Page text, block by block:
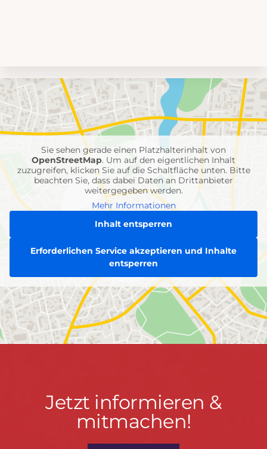
Umgebungskarte
mit
Feuerwehr-
Einheiten
Sie sehen gerade einen Platzhalterinhalt von
OpenStreetMap. Um auf den eigentlichen Inhalt
zuzugreifen, klicken Sie auf die Schaltfläche unten. Bitte
beachten Sie, dass dabei Daten an Drittanbieter
weitergegeben werden.
Mehr Informationen
Inhalt entsperren
Erforderlichen Service akzeptieren und Inhalte
entsperren
Jetzt
informieren
Jetzt informieren &
mitmachen!